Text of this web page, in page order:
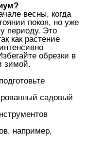
весны, когда
покоя, но уже
периоду. Это
как растение
обрезки в
зимой.
садовый
например,